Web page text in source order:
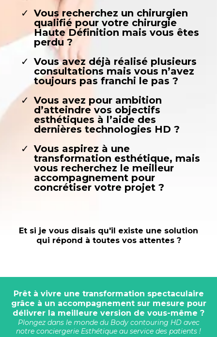
Vous recherchez un chirurgien
qualifié pour votre chirurgie
Haute Définition mais vous êtes
perdu ?
Vous avez déjà réalisé plusieurs
consultations mais vous n’avez
toujours pas franchi le pas ?
Vous avez pour ambition
d’atteindre vos objectifs
esthétiques à l’aide des
dernières technologies HD ?
Vous aspirez à une
transformation esthétique, mais
vous recherchez le meilleur
accompagnement pour
concrétiser votre projet ?
Et si je vous disais qu'il existe une solution
qui répond à toutes vos attentes ?
Prêt à vivre une transformation spectaculaire
grâce à un accompagnement sur mesure pour
délivrer la meilleure version de vous-même ?
Plongez dans le monde du Body contouring HD avec
notre conciergerie Esthétique au service des patients !